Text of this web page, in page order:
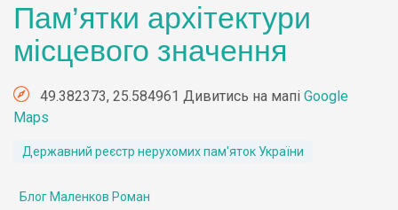
Пам’ятки архітектури
місцевого значення
49.382373, 25.584961 Дивитись на мапі Google
Maps
Державний реєстр нерухомих пам'яток України
Блог Маленков Роман